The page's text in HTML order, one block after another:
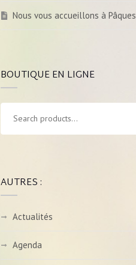
Nous vous accueillons à Pâques
BOUTIQUE EN LIGNE
AUTRES :
Actualités
Agenda